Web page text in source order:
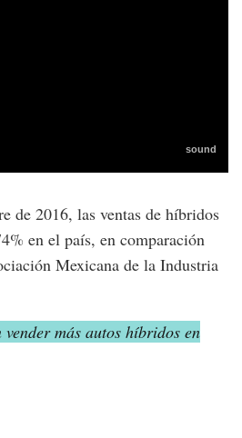
de 2016, las ventas de híbridos
en el país, en comparación
Mexicana de la Industria
vender más autos híbridos en